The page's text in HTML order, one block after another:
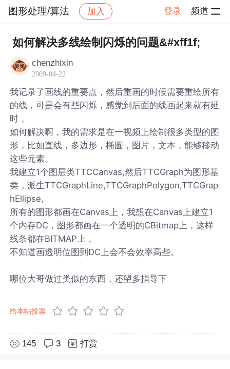
图形处理/算法 加入 登录 频道
社区 图形处理/算法 帖子详情
如何解决多线绘制闪烁的问题&#xff1f;
chenzhixin
2009-04-22
我记录了画线的重要点，然后重画的时候需要重绘所有
的线，可是会有些闪烁，感觉到后面的线画起来就有延
时，
如何解决啊，我的需求是在一视频上绘制很多类型的图
形，比如直线，多边形，椭圆，图片，文本，能够移动
这些元素。
我建立1个图层类TTCCanvas,然后TTCGraph为图形基
类，派生TTCGraphLine,TTCGraphPolygon,TTCGrap
hEllipse,
所有的图形都画在Canvas上，我想在Canvas上建立1
个内存DC，图形都画在一个透明的CBitmap上，这样
线条都在BITMAP上，
不知道画透明位图到DC上会不会效率高些。
哪位大哥做过类似的东西，还望多指导下
给本帖投票
145 3 打赏